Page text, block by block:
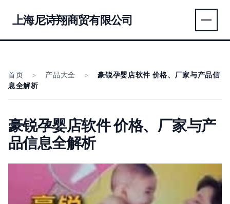
上海尼诗翔商贸有限公司
首页 > 产品大全 >
豪锐孕婴店软件 价格、厂家与产品信
息全解析
豪锐孕婴店软件 价格、厂家与产
品信息全解析